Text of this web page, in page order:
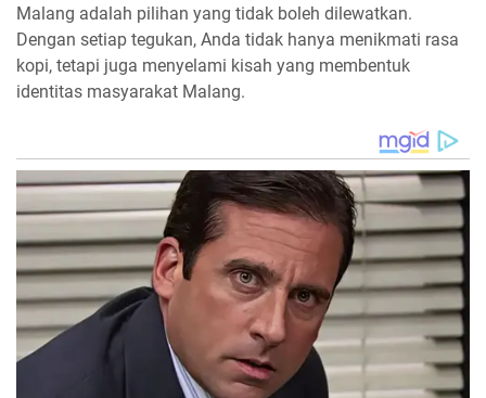
Malang adalah pilihan yang tidak boleh dilewatkan.
Dengan setiap tegukan, Anda tidak hanya menikmati rasa
kopi, tetapi juga menyelami kisah yang membentuk
identitas masyarakat Malang.